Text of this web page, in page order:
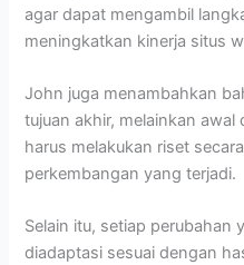
agar dapat mengambil
meningkatkan kinerja situs
John juga menambahkan
tujuan akhir, melainkan
harus melakukan riset
perkembangan yang terjadi.
Selain itu, setiap perubahan
diadaptasi sesuai dengan